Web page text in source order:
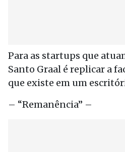
Para as startups que
Santo Graal é replicar a
que existe em um
– “Remanência” –